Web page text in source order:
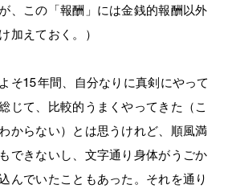
、この「報酬」には金銭的報酬以外
加えておく。）
そ15年間、自分なりに真剣にやって
じて、比較的うまくやってきた（こ
からない）とは思うけれど、順風満
できないし、文字通り身体がうごか
んでいたこともあった。それを通り